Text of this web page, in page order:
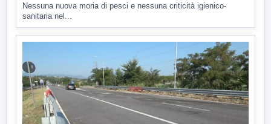
Nessuna nuova moria di pesci e nessuna criticità igienico-
sanitaria nel...